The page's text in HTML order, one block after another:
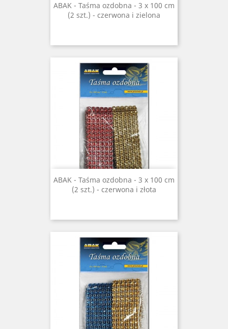
ABAK - Taśma ozdobna - 3 x 100 cm
(2 szt.) - czerwona i zielona
ABAK - Taśma ozdobna - 3 x 100 cm
(2 szt.) - czerwona i złota